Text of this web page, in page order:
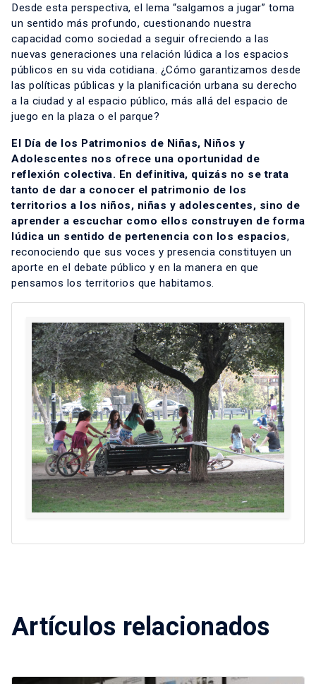
Desde esta perspectiva, el lema “salgamos a jugar” toma
un sentido más profundo, cuestionando nuestra
capacidad como sociedad a seguir ofreciendo a las
nuevas generaciones una relación lúdica a los espacios
públicos en su vida cotidiana. ¿Cómo garantizamos desde
las políticas públicas y la planificación urbana su derecho
a la ciudad y al espacio público, más allá del espacio de
juego en la plaza o el parque?
El Día de los Patrimonios de Niñas, Niños y
Adolescentes nos ofrece una oportunidad de
reflexión colectiva. En definitiva, quizás no se trata
tanto de dar a conocer el patrimonio de los
territorios a los niños, niñas y adolescentes, sino de
aprender a escuchar como ellos construyen de forma
lúdica un sentido de pertenencia con los espacios,
reconociendo que sus voces y presencia constituyen un
aporte en el debate público y en la manera en que
pensamos los territorios que habitamos.
Artículos relacionados